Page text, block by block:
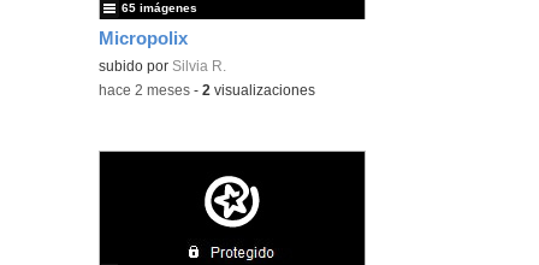
Micropolix
subido por Silvia R.
65 imágenes
-hace 2 meses -2 visualizaciones